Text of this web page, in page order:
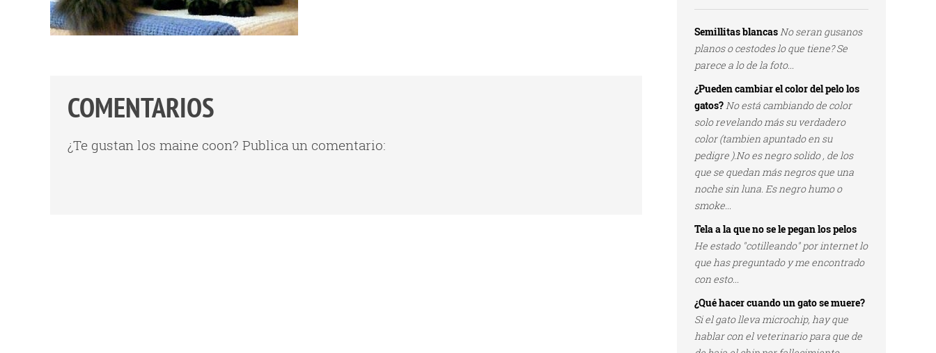
COMENTARIOS
¿Te gustan los maine coon? Publica un comentario:
Semillitas blancasNo seran gusanos
planos o cestodes lo que tiene? Se
parece a lo de la foto...
¿Pueden cambiar el color del pelo los
gatos?No está cambiando de color
solo revelando más su verdadero
color (tambien apuntado en su
pedigre ).No es negro solido , de los
que se quedan más negros que una
noche sin luna. Es negro humo o
smoke...
Tela a la que no se le pegan los pelos
He estado "cotilleando" por internet lo
que has preguntado y me encontrado
con esto...
¿Qué hacer cuando un gato se muere?
Si el gato lleva microchip, hay que
hablar con el veterinario para que de